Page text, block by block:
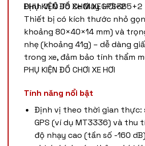
Định Vị Ô Tô Xe Mây GPS365+2
PHỤ KIỆN ĐỒ CHƠI XE HƠI+2
Thiết bị có kích thước nhỏ
khoảng 80×40×14 mm) và
nhẹ (khoảng 41g) – dễ dàng
trong xe, đảm bảo tính thẩm
PHỤ KIỆN ĐỒ CHƠI XE HƠI
Tính năng nổi bật
Định vị theo thời gian thực:
GPS (ví dụ MT3336) và thu
độ nhạy cao (tần số ­-160